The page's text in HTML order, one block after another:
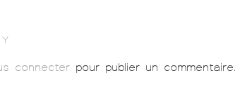
connecter pour publier un commentaire.